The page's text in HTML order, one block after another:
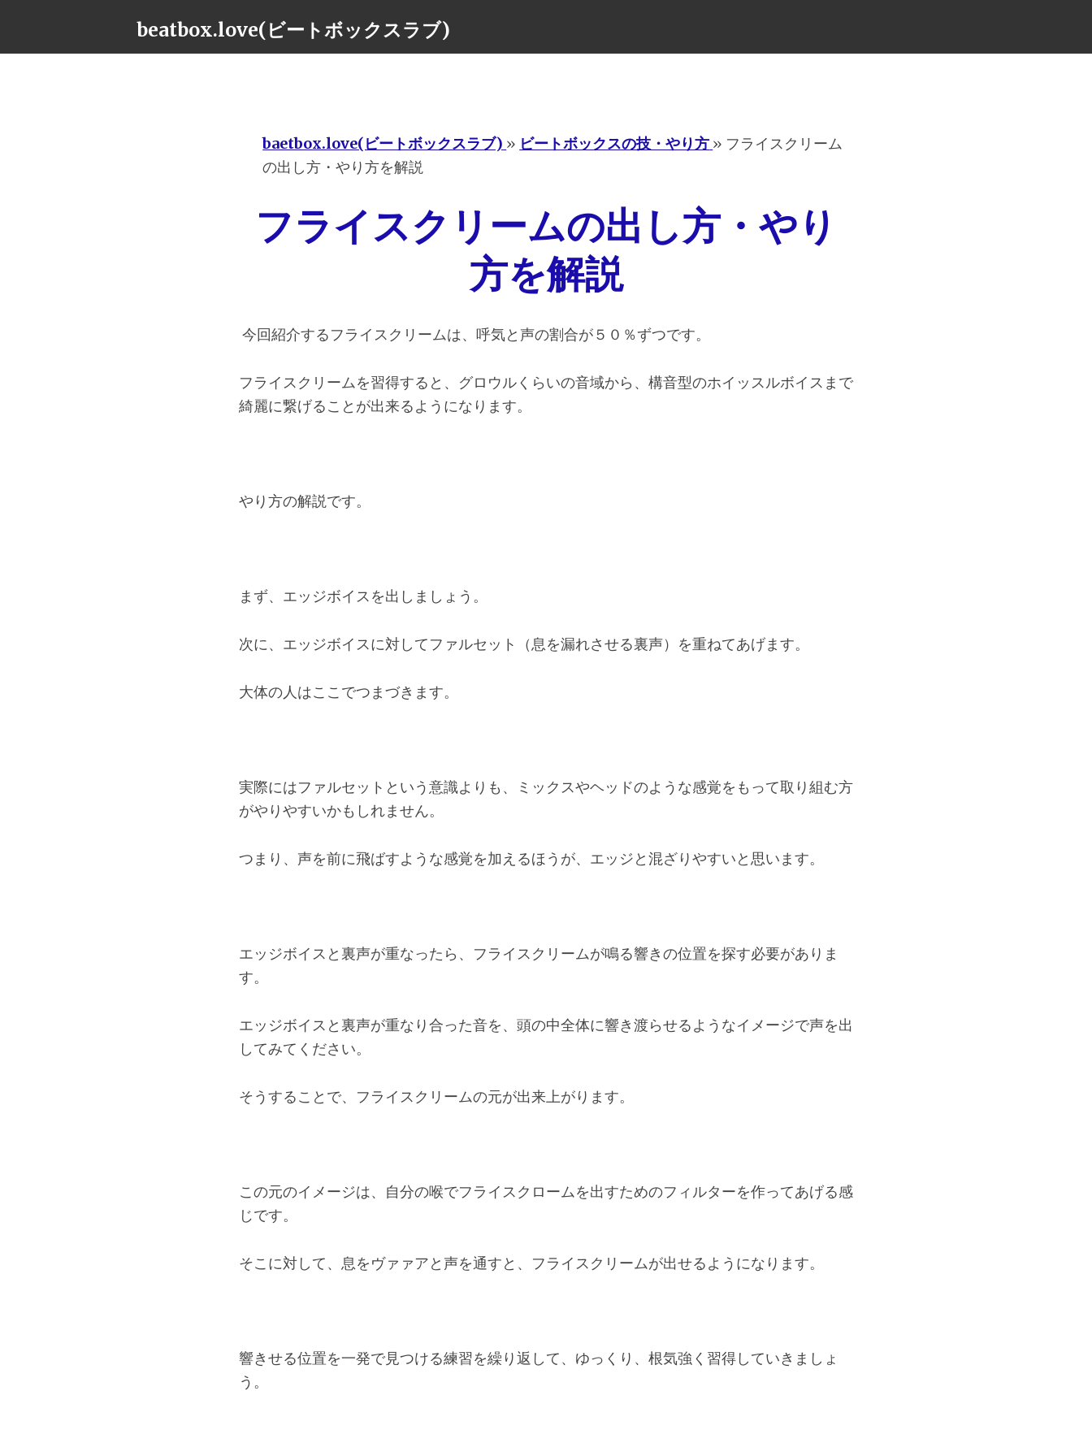
beatbox.love(ビートボックスラブ)
baetbox.love(ビートボックスラブ) » ビートボックスの技・やり方 » フライスクリーム
の出し方・やり方を解説
フライスクリームの出し方・やり
方を解説
今回紹介するフライスクリームは、呼気と声の割合が５０％ずつです。
フライスクリームを習得すると、グロウルくらいの音域から、構音型のホイッスルボイスまで
綺麗に繋げることが出来るようになります。
やり方の解説です。
まず、エッジボイスを出しましょう。
次に、エッジボイスに対してファルセット（息を漏れさせる裏声）を重ねてあげます。
大体の人はここでつまづきます。
実際にはファルセットという意識よりも、ミックスやヘッドのような感覚をもって取り組む方
がやりやすいかもしれません。
つまり、声を前に飛ばすような感覚を加えるほうが、エッジと混ざりやすいと思います。
エッジボイスと裏声が重なったら、フライスクリームが鳴る響きの位置を探す必要がありま
す。
エッジボイスと裏声が重なり合った音を、頭の中全体に響き渡らせるようなイメージで声を出
してみてください。
そうすることで、フライスクリームの元が出来上がります。
この元のイメージは、自分の喉でフライスクロームを出すためのフィルターを作ってあげる感
じです。
そこに対して、息をヴァァアと声を通すと、フライスクリームが出せるようになります。
響きせる位置を一発で見つける練習を繰り返して、ゆっくり、根気強く習得していきましょ
う。